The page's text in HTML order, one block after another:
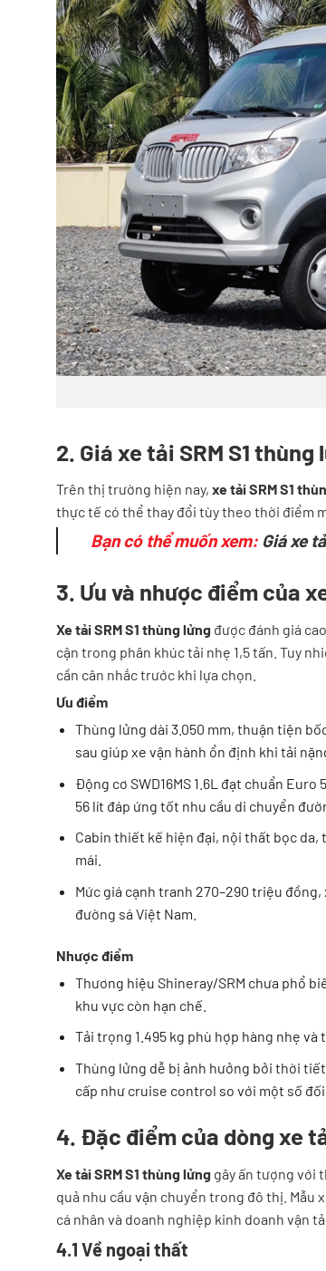
2. Giá xe tải SRM S1
Trên thị trường hiện nay, xe tải SRM S1
thực tế có thể thay đổi tùy theo thời điểm
Bạn có thể muốn xem: Giá xe
3. Ưu và nhược điểm của
Xe tải SRM S1 thùng lửng được đánh giá
cận trong phân khúc tải nhẹ 1,5 tấn. Tuy
cần cân nhắc trước khi lựa chọn.
Ưu điểm
Thùng lửng dài 3.050 mm, thuận tiện
sau giúp xe vận hành ổn định khi tải
Động cơ SWD16MS 1.6L đạt chuẩn
56 lít đáp ứng tốt nhu cầu di chuyển
Cabin thiết kế hiện đại, nội thất bọc da,
mái.
Mức giá cạnh tranh 270–290 triệu
đường sá Việt Nam.
Nhược điểm
Thương hiệu Shineray/SRM chưa phổ
khu vực còn hạn chế.
Tải trọng 1.495 kg phù hợp hàng nhẹ
Thùng lửng dễ bị ảnh hưởng bởi thời
cấp như cruise control so với một số
4. Đặc điểm của dòng xe
Xe tải SRM S1 thùng lửng gây ấn tượng với
quả nhu cầu vận chuyển trong đô thị.
cá nhân và doanh nghiệp kinh doanh vận
4.1 Về ngoại thất